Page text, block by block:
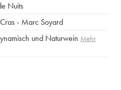
Nuits
- Marc Soyard
und Naturwein Mehr